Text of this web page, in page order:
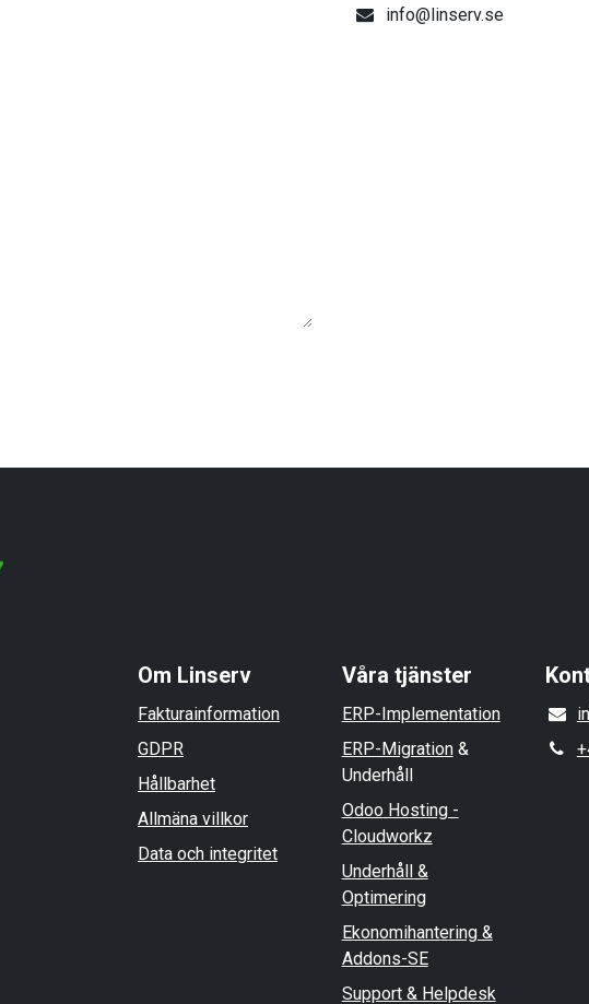
info@linserv.se
Om Linserv
Fakturainformation
GDPR
Hållbarhet
Allmäna villkor
Data och integritet
Våra tjänster
ERP-Implementation
ERP-Migration&
Underhåll
Odoo Hosting -
Cloudworkz
Underhåll &
Optimering
Ekonomihantering &
Addons-SE
Support & Helpdesk